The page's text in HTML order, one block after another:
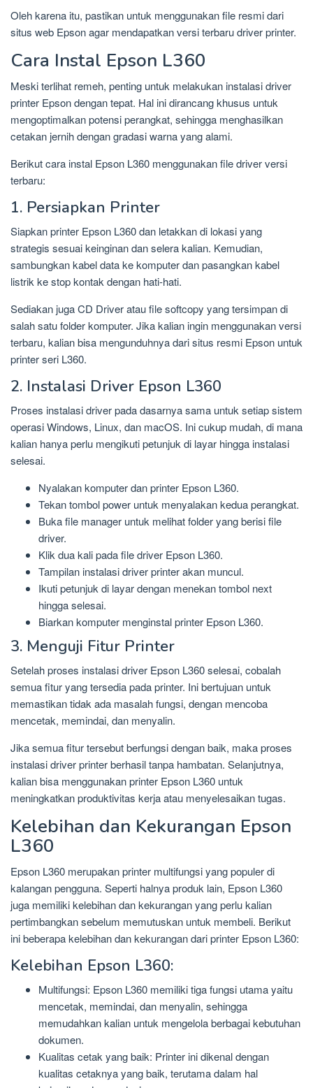
Oleh karena itu, pastikan untuk menggunakan file resmi dari
situs web Epson agar mendapatkan versi terbaru driver printer.
Cara Instal Epson L360
Meski terlihat remeh, penting untuk melakukan instalasi driver
printer Epson dengan tepat. Hal ini dirancang khusus untuk
mengoptimalkan potensi perangkat, sehingga menghasilkan
cetakan jernih dengan gradasi warna yang alami.
Berikut cara instal Epson L360 menggunakan file driver versi
terbaru:
1. Persiapkan Printer
Siapkan printer Epson L360 dan letakkan di lokasi yang
strategis sesuai keinginan dan selera kalian. Kemudian,
sambungkan kabel data ke komputer dan pasangkan kabel
listrik ke stop kontak dengan hati-hati.
Sediakan juga CD Driver atau file softcopy yang tersimpan di
salah satu folder komputer. Jika kalian ingin menggunakan versi
terbaru, kalian bisa mengunduhnya dari situs resmi Epson untuk
printer seri L360.
2. Instalasi Driver Epson L360
Proses instalasi driver pada dasarnya sama untuk setiap sistem
operasi Windows, Linux, dan macOS. Ini cukup mudah, di mana
kalian hanya perlu mengikuti petunjuk di layar hingga instalasi
selesai.
Nyalakan komputer dan printer Epson L360.
Tekan tombol power untuk menyalakan kedua perangkat.
Buka file manager untuk melihat folder yang berisi file
driver.
Klik dua kali pada file driver Epson L360.
Tampilan instalasi driver printer akan muncul.
Ikuti petunjuk di layar dengan menekan tombol next
hingga selesai.
Biarkan komputer menginstal printer Epson L360.
3. Menguji Fitur Printer
Setelah proses instalasi driver Epson L360 selesai, cobalah
semua fitur yang tersedia pada printer. Ini bertujuan untuk
memastikan tidak ada masalah fungsi, dengan mencoba
mencetak, memindai, dan menyalin.
Jika semua fitur tersebut berfungsi dengan baik, maka proses
instalasi driver printer berhasil tanpa hambatan. Selanjutnya,
kalian bisa menggunakan printer Epson L360 untuk
meningkatkan produktivitas kerja atau menyelesaikan tugas.
Kelebihan dan Kekurangan Epson
L360
Epson L360 merupakan printer multifungsi yang populer di
kalangan pengguna. Seperti halnya produk lain, Epson L360
juga memiliki kelebihan dan kekurangan yang perlu kalian
pertimbangkan sebelum memutuskan untuk membeli. Berikut
ini beberapa kelebihan dan kekurangan dari printer Epson L360:
Kelebihan Epson L360:
Multifungsi: Epson L360 memiliki tiga fungsi utama yaitu
mencetak, memindai, dan menyalin, sehingga
memudahkan kalian untuk mengelola berbagai kebutuhan
dokumen.
Kualitas cetak yang baik: Printer ini dikenal dengan
kualitas cetaknya yang baik, terutama dalam hal